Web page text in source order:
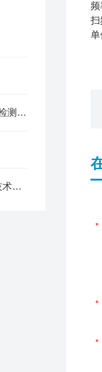
EDG-2K混凝土无核密度仪现场检测部分操作参数
混凝土路面切缝机 路面切纹机技术参数
频
扫
单